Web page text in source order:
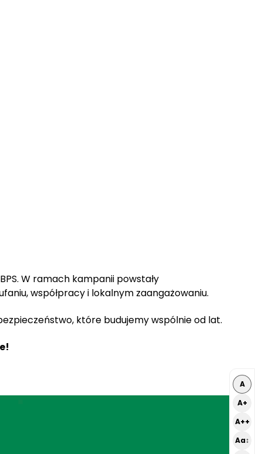
W ramach kampanii powstały
współpracy i lokalnym zaangażowaniu.
które budujemy wspólnie od lat.
A
A+
A++
Aa↕